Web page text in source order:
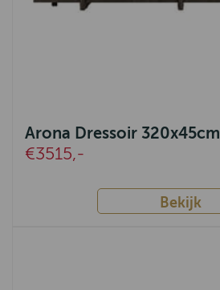
Arona Dressoir 320x45cm
€3515,-
Bekijk